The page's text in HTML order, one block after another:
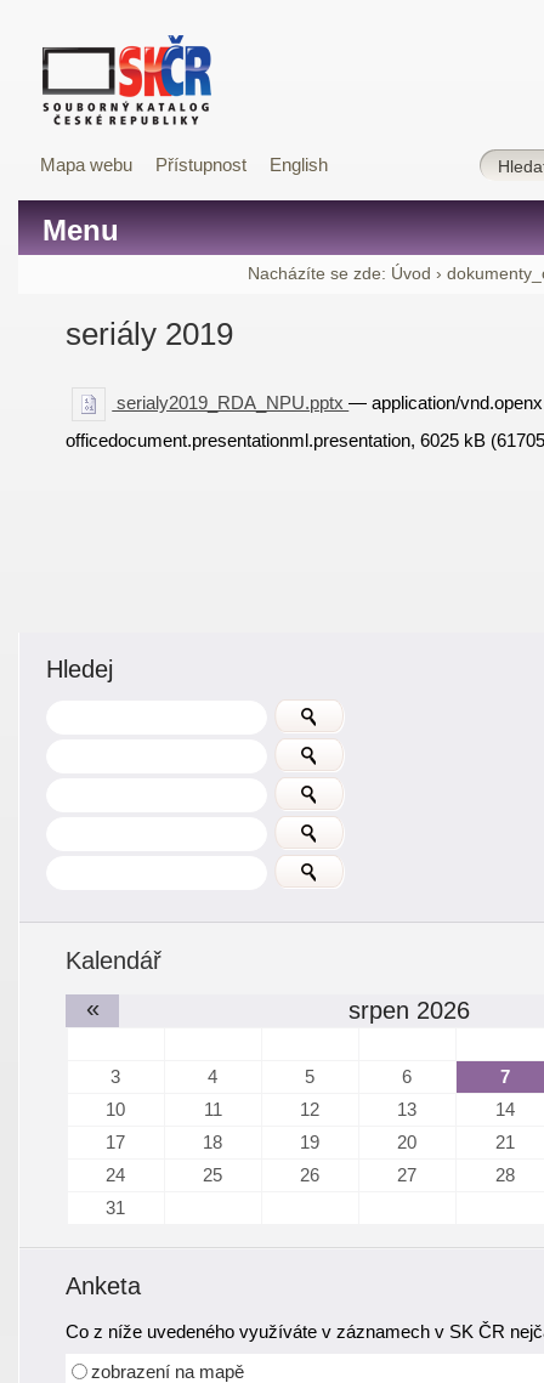
Mapa webu Přístupnost English
Menu
Nacházíte se zde: Úvod ›
seriály 2019
serialy2019_RDA_NPU.pptx— application/
officedocument.presentationml.presentation, 6025 kB
Hledej
Kalendář
«
srpen 2026
3 4 5 6
7
10
11 12 13
14
17
18 19 20
21
24
25 26 27
28
31
Anketa
Co z níže uvedeného využíváte v záznamech v SK ČR
zobrazení na mapě